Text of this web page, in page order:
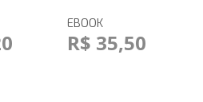
EBOOK
R$ 35,50